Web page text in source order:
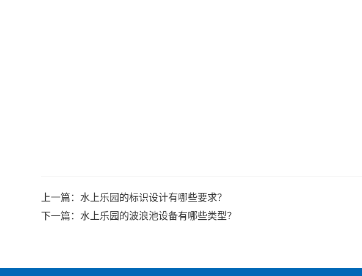
上一篇： 水上乐园的标识设计有哪些要求？
下一篇： 水上乐园的波浪池设备有哪些类型？